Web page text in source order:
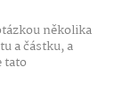
několika
a částku, a
tato